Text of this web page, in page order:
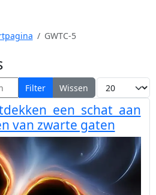
GWTC-5
Filter Wissen Toon #
een schat aan
van zwarte gaten